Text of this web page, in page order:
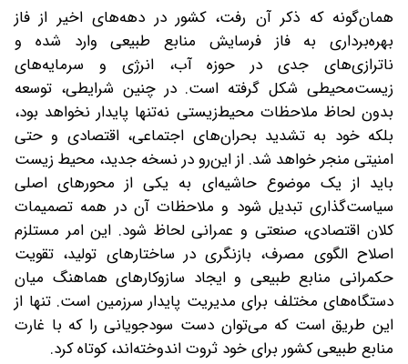
همان‌گونه که ذکر آن رفت، کشور در دهه‌های اخیر از فاز
بهره‌برداری به فاز فرسایش منابع طبیعی وارد شده و
ناترازی‌های جدی در حوزه آب، انرژی و سرمایه‌های
زیست‌محیطی شکل گرفته است. در چنین شرایطی، توسعه
بدون لحاظ ملاحظات محیط‌زیستی نه‌تنها پایدار نخواهد بود،
بلکه خود به تشدید بحران‌های اجتماعی، اقتصادی و حتی
امنیتی منجر خواهد شد. از این‌رو در نسخه جدید، محیط‌ زیست
باید از یک موضوع حاشیه‌ای به یکی از محورهای اصلی
سیاست‌گذاری تبدیل شود و ملاحظات آن در همه تصمیمات
کلان اقتصادی، صنعتی و عمرانی لحاظ شود. این امر مستلزم
اصلاح الگوی مصرف، بازنگری در ساختارهای تولید، تقویت
حکمرانی منابع طبیعی‌ و ایجاد سازوکارهای هماهنگ میان
دستگاه‌های مختلف برای مدیریت پایدار سرزمین است. تنها از
این طریق است که می‌توان دست سودجویانی را که با غارت
منابع طبیعی کشور برای خود ثروت اندوخته‌اند،‌ کوتاه کرد.